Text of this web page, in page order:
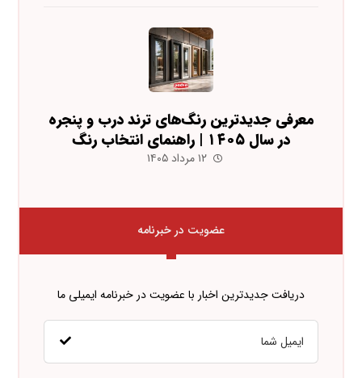
معرفی جدیدترین رنگ‌های ترند درب و پنجره
در سال ۱۴۰۵ | راهنمای انتخاب رنگ
۱۲ مرداد ۱۴۰۵
عضویت در خبرنامه
دریافت جدیدترین اخبار با عضویت در خبرنامه ایمیلی ما